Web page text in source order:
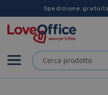
Spedizione